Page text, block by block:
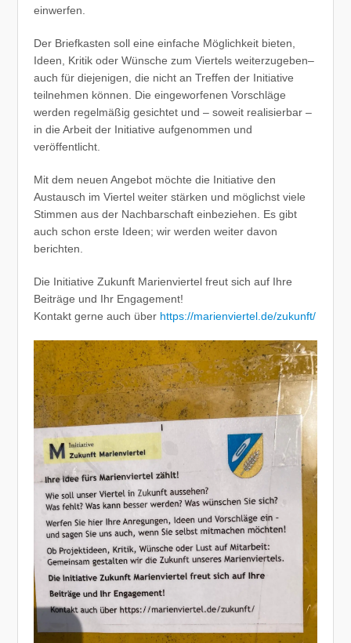
einwerfen.
Der Briefkasten soll eine einfache Möglichkeit bieten,
Ideen, Kritik oder Wünsche zum Viertels weiterzugeben–
auch für diejenigen, die nicht an Treffen der Initiative
teilnehmen können. Die eingeworfenen Vorschläge
werden regelmäßig gesichtet und – soweit realisierbar –
in die Arbeit der Initiative aufgenommen und
veröffentlicht.
Mit dem neuen Angebot möchte die Initiative den
Austausch im Viertel weiter stärken und möglichst viele
Stimmen aus der Nachbarschaft einbeziehen. Es gibt
auch schon erste Ideen; wir werden weiter davon
berichten.
Die Initiative Zukunft Marienviertel freut sich auf Ihre
Beiträge und Ihr Engagement!
Kontakt gerne auch über https://marienviertel.de/zukunft/